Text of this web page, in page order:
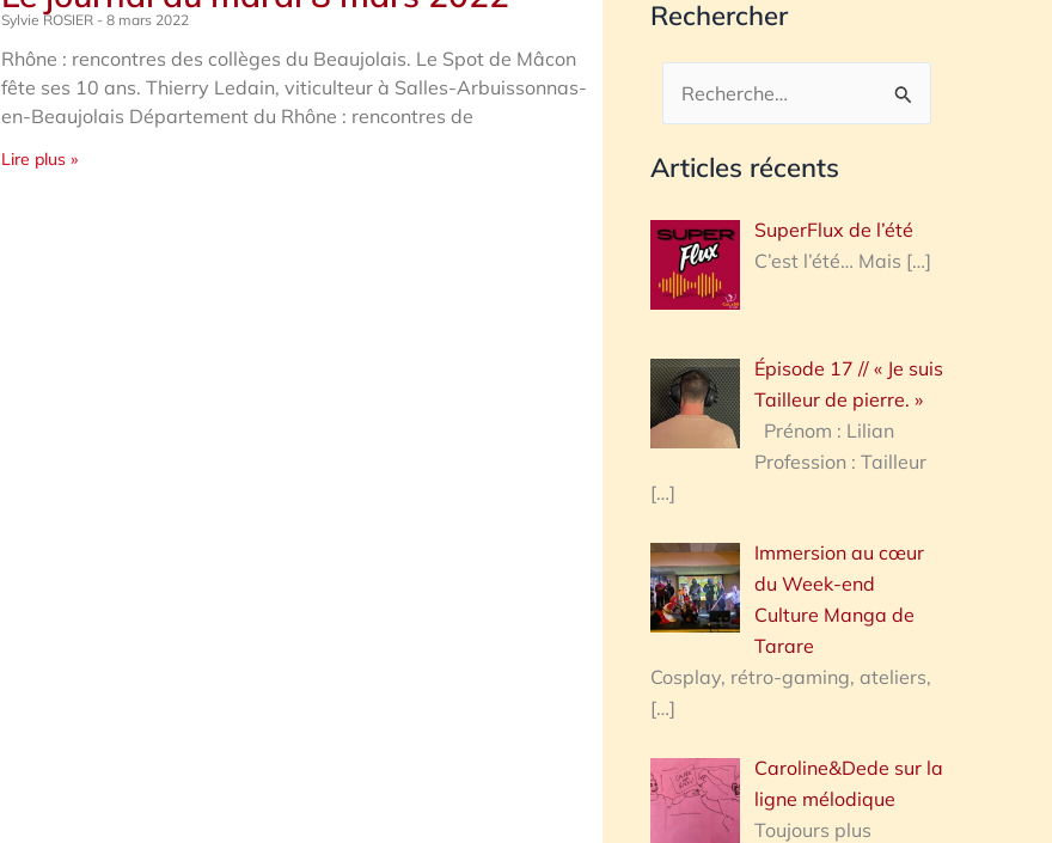
Sylvie ROSIER 8 mars 2022
Rhône : rencontres des collèges du Beaujolais. Le Spot de Mâcon
fête ses 10 ans. Thierry Ledain, viticulteur à Salles-Arbuissonnas-
en-Beaujolais Département du Rhône : rencontres de
Lire plus »
Rechercher
Rechercher :
Articles récents
SuperFlux de l’été
C’est l’été… Mais […]
Épisode 17 // « Je suis
Tailleur de pierre. »
Prénom : Lilian
Profession : Tailleur
[…]
Immersion au cœur
du Week-end
Culture Manga de
Tarare
Cosplay, rétro-gaming, ateliers,
[…]
Caroline&Dede sur la
ligne mélodique
Toujours plus